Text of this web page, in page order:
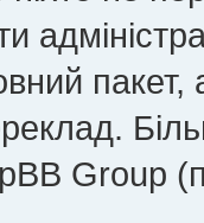
Group